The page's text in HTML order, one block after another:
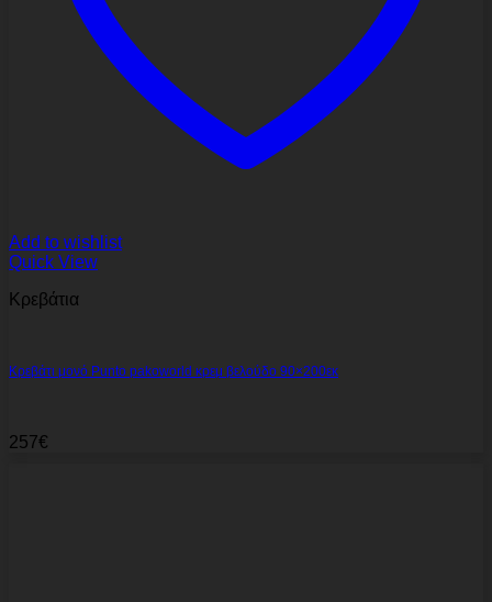
Add to wishlist
Quick View
Κρεβάτια
Κρεβάτι μονό Punto pakoworld κρεμ βελούδο 90×200εκ
257€